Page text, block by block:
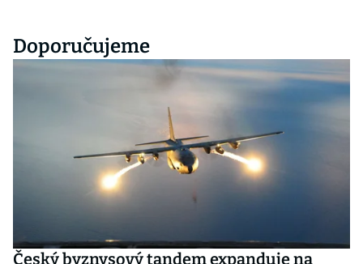
Doporučujeme
Český byznysový tandem expanduje na